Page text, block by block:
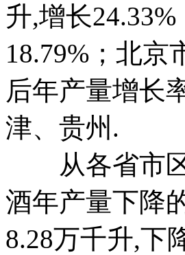
升,增长
18.79%；北京
后年产量增长
津、贵州.
从各省市区
酒年产量下降
8.28万千升,下